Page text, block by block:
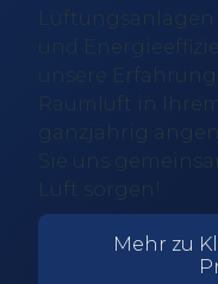
und
unsere
Raumluft in
ganzjährig
Sie uns
Luft sorgen!
Mehr zu